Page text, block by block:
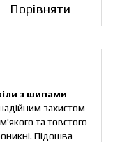
Порівняти
з шипами
захистом
та товстого
Підошва